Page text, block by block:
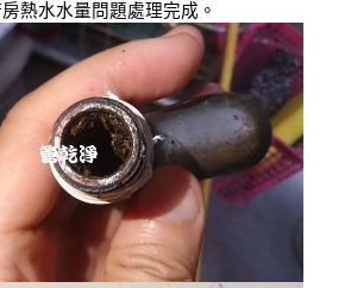
熱水水量問題處理完成。